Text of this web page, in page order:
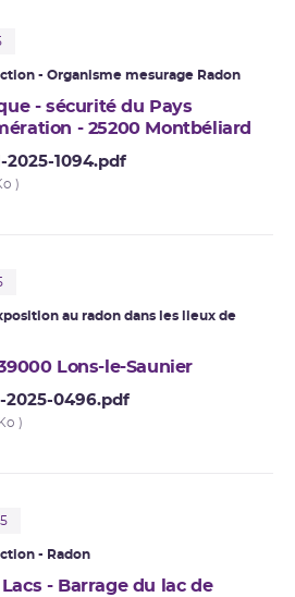
- Organisme mesurage Radon
- sécurité du Pays
- 25200 Montbéliard
2025-1094.pdf
)
au radon dans les lieux de
Lons-le-Saunier
2025-0496.pdf
)
- Radon
Lacs - Barrage du lac de